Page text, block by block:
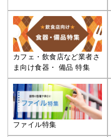
カフェ・飲食店など業者さ
ま向け食器・ 備品 特集
ファイル特集